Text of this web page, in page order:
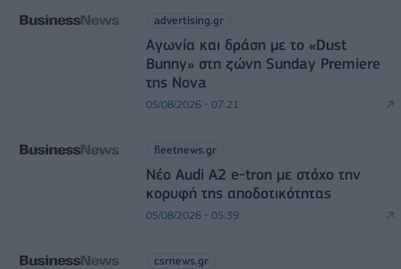
advertising.gr
Αγωνία και δράση με το «Dust
Bunny» στη ζώνη Sunday Premiere
της Nova
05/08/2026 - 07:21
fleetnews.gr
Νέο Audi A2 e-tron με στόχο την
κορυφή της αποδοτικότητας
05/08/2026 - 05:39
csrnews.gr